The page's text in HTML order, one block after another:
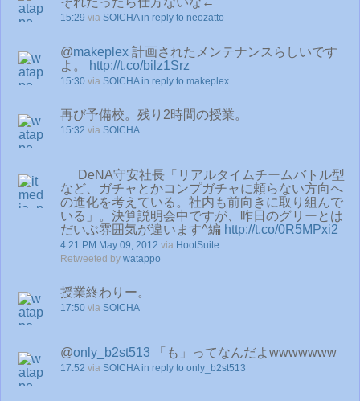
15:29 via SOICHA in reply to neozatto
@makeplex 計画されたメンテナンスらしいです
よ。
http://t.co/bilz1Srz
15:30 via SOICHA in reply to makeplex
再び予備校。残り2時間の授業。
15:32 via SOICHA
DeNA守安社長「リアルタイムチームバトル型
など、ガチャとかコンプガチャに頼らない方向へ
の進化を考えている。社内も前向きに取り組んで
いる」。決算説明会中ですが、昨日のグリーとは
だいぶ雰囲気が違います^編 http://t.co/0R5MPxi2
4:21 PM May 09, 2012 via HootSuite
Retweeted by watappo
授業終わりー。
17:50 via SOICHA
@only_b2st513 「も」ってなんだよwwwwwww
17:52 via SOICHA in reply to only_b2st513